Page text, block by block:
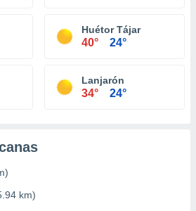
Huétor Tájar
40° 24°
Lanjarón
34° 24°
km)